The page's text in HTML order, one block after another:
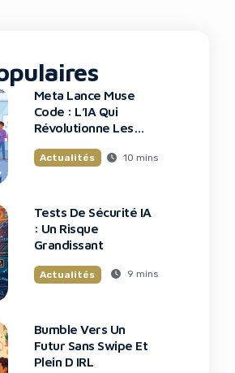
Meta Lance Muse
Code : L’IA Qui
Révolutionne Les
Code
Actualités 10 mins
Tests De Sécurité IA
: Un Risque
Grandissant
Actualités 9 mins
Bumble Vers Un
Futur Sans Swipe Et
Plein D IRL